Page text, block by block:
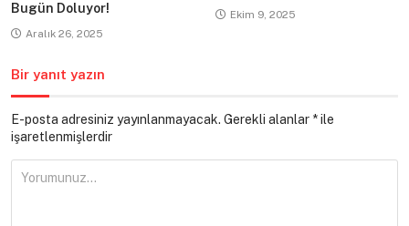
Bugün Doluyor!
Aralık 26, 2025
Ekim 9, 2025
Bir yanıt yazın
E-posta adresiniz yayınlanmayacak. Gerekli alanlar *ile
işaretlenmişlerdir